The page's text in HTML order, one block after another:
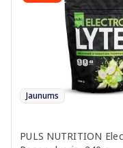
Jaunums
PULS NUTRITION